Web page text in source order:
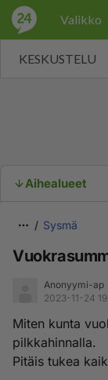
Valikko
KESKUSTELU
Aihealueet
Sysmä
Anonyymi-ap
2023-11-24
Miten kunta
pilkkahinnalla.
Pitäis tukea